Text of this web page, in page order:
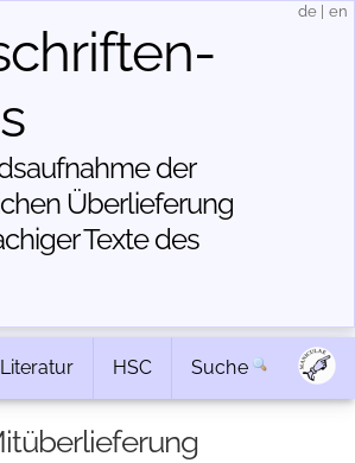
der
Über­lieferung
Texte des
de en
Literatur HSC Suche